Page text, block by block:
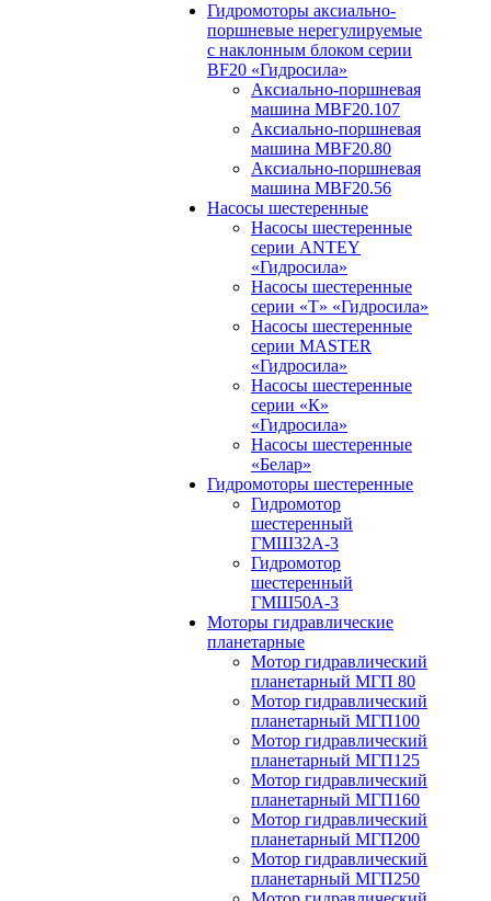
Гидромоторы аксиально-
поршневые нерегулируемые
с наклонным блоком серии
BF20 «Гидросила»
Аксиально-поршневая
машина MBF20.107
Аксиально-поршневая
машина MBF20.80
Аксиально-поршневая
машина MBF20.56
Насосы шестеренные
Насосы шестеренные
серии ANTEY
«Гидросила»
Насосы шестеренные
серии «Т» «Гидросила»
Насосы шестеренные
серии MASTER
«Гидросила»
Насосы шестеренные
серии «К»
«Гидросила»
Насосы шестеренные
«Белар»
Гидромоторы шестеренные
Гидромотор
шестеренный
ГМШ32A-3
Гидромотор
шестеренный
ГМШ50А-3
Моторы гидравлические
планетарные
Мотор гидравлический
планетарный МГП 80
Мотор гидравлический
планетарный МГП100
Мотор гидравлический
планетарный МГП125
Мотор гидравлический
планетарный МГП160
Мотор гидравлический
планетарный МГП200
Мотор гидравлический
планетарный МГП250